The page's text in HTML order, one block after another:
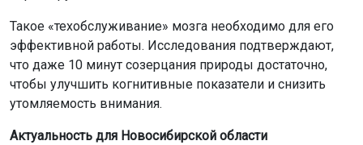
Такое «техобслуживание» мозга необходимо для его
эффективной работы. Исследования подтверждают,
что даже 10 минут созерцания природы достаточно,
чтобы улучшить когнитивные показатели и снизить
утомляемость внимания.
Актуальность для Новосибирской области